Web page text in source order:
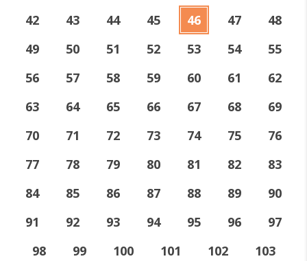
42
43 44 45 46 47
48
49
50 51 52 53 54
55
56
57 58 59 60 61
62
63
64 65 66 67 68
69
70
71 72 73 74 75
76
77
78 79 80 81 82
83
84
85 86 87 88 89
90
91
92 93 94 95 96
97
98
99 100 101 102 103